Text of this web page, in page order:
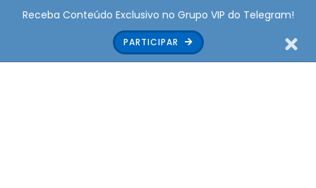
Receba Conteúdo Exclusivo no Grupo VIP do Telegram!
PARTICIPAR